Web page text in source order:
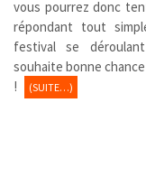
vous pourrez donc
répondant tout
festival se
souhaite bonne
!
(SUITE…)